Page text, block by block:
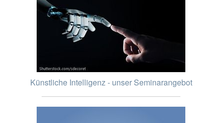
Künstliche Intelligenz - unser Seminarangebot